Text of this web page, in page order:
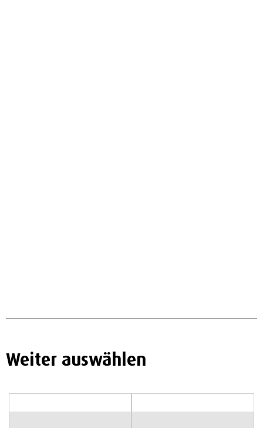
Weiter auswählen